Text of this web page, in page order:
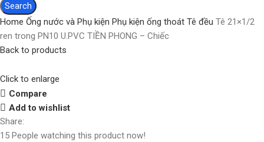
Search
Home Ống nước và Phụ kiện Phụ kiện ống thoát Tê đều Tê 21×1/2
ren trong PN10 U.PVC TIỀN PHONG – Chiếc
Back to products
Click to enlarge
Compare
Add to wishlist
Share:
15 People watching this product now!